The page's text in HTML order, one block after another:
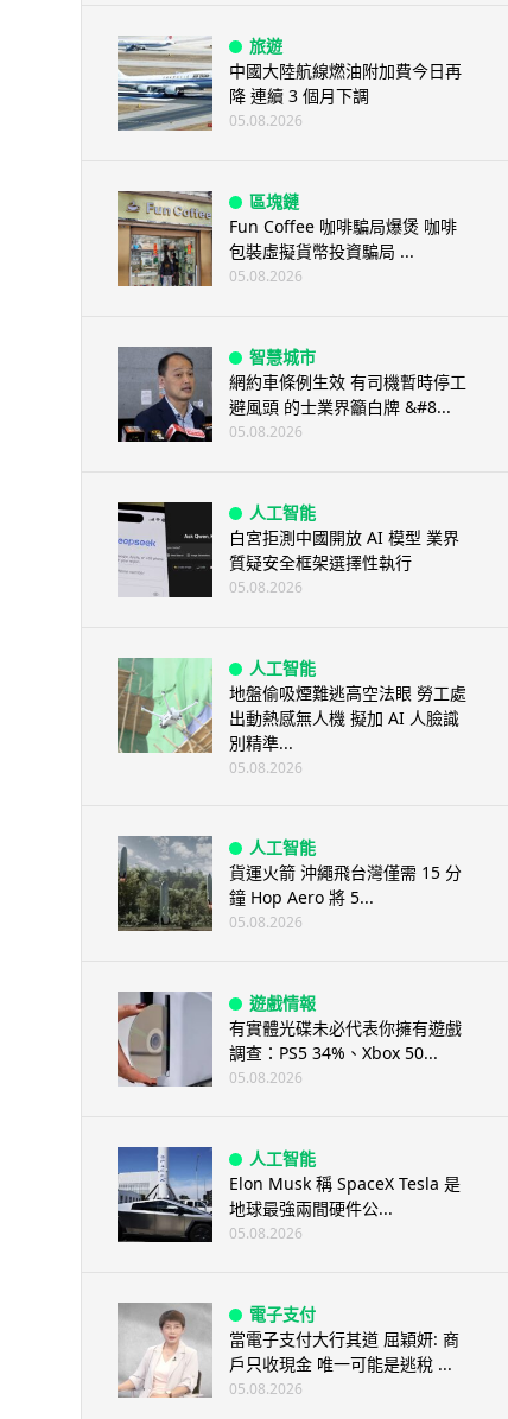
旅遊
中國大陸航線燃油附加費今日再
降 連續 3 個月下調
05.08.2026
區塊鏈
Fun Coffee 咖啡騙局爆煲 咖啡
包裝虛擬貨幣投資騙局 ...
05.08.2026
智慧城市
網約車條例生效 有司機暫時停工
避風頭 的士業界籲白牌 &#8...
05.08.2026
人工智能
白宮拒測中國開放 AI 模型 業界
質疑安全框架選擇性執行
05.08.2026
人工智能
地盤偷吸煙難逃高空法眼 勞工處
出動熱感無人機 擬加 AI 人臉識
別精準...
05.08.2026
人工智能
貨運火箭 沖繩飛台灣僅需 15 分
鐘 Hop Aero 將 5...
05.08.2026
遊戲情報
有實體光碟未必代表你擁有遊戲
調查：PS5 34%、Xbox 50...
05.08.2026
人工智能
Elon Musk 稱 SpaceX Tesla 是
地球最強兩間硬件公...
05.08.2026
電子支付
當電子支付大行其道 屈穎妍: 商
戶只收現金 唯一可能是逃稅 ...
05.08.2026